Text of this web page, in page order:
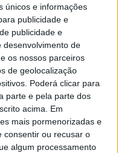
únicos e informações
publicidade e
publicidade e
desenvolvimento de
os nossos parceiros
de geolocalização
Poderá clicar para
parte e pela parte dos
acima. Em
mais pormenorizadas e
consentir ou recusar o
algum processamento
Ericeira, o